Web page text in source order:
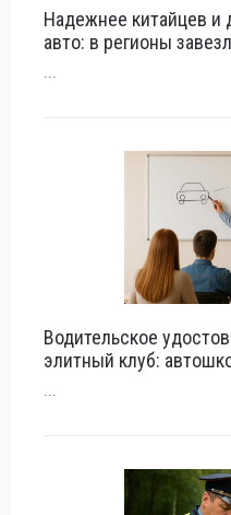
Надежнее китайцев и
авто: в регионы
...
Водительское
элитный клуб:
...